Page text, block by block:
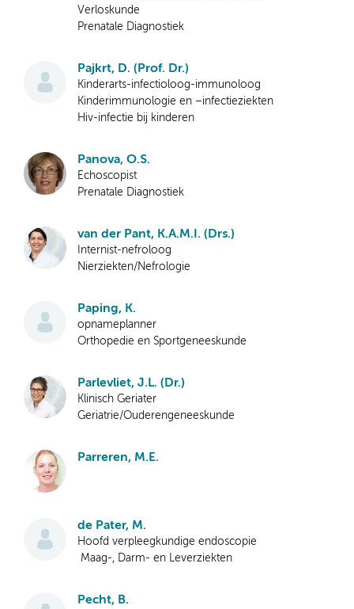
Verloskunde
Prenatale Diagnostiek
Pajkrt, D. (Prof. Dr.)
Kinderarts-infectioloog-immunoloog
Kinderimmunologie en –infectieziekten
Hiv-infectie bij kinderen
Panova, O.S.
Echoscopist
Prenatale Diagnostiek
van der Pant, K.A.M.I. (Drs.)
Internist-nefroloog
Nierziekten/Nefrologie
Paping, K.
opnameplanner
Orthopedie en Sportgeneeskunde
Parlevliet, J.L. (Dr.)
Klinisch Geriater
Geriatrie/Ouderengeneeskunde
Parreren, M.E.
de Pater, M.
Hoofd verpleegkundige endoscopie
Maag-, Darm- en Leverziekten
Pecht, B.